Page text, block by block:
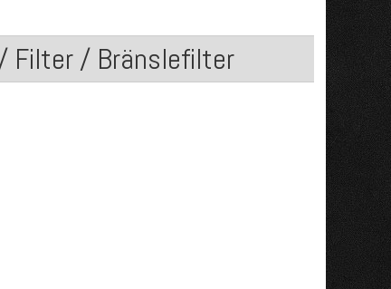
Filter / Bränslefilter